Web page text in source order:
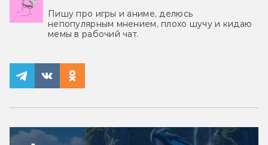
Пишу про игры и аниме, делюсь
непопулярным мнением, плохо шучу и кидаю
мемы в рабочий чат.